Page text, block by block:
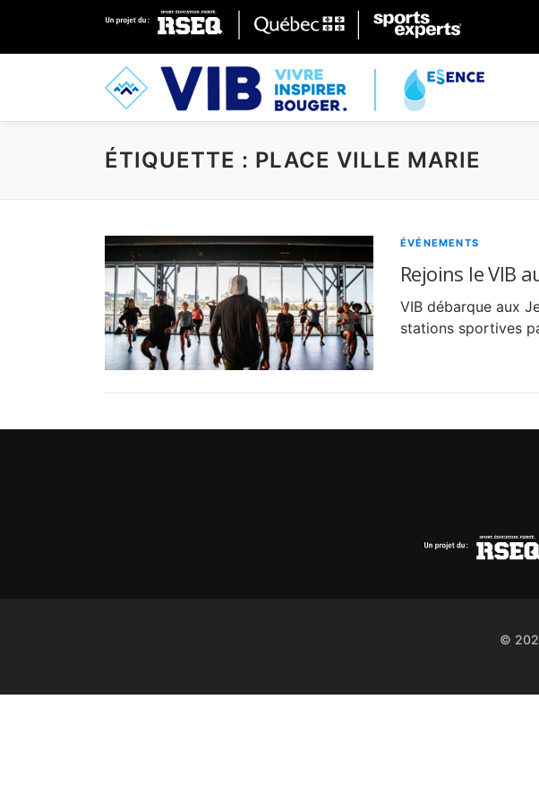
ÉTIQUETTE : PLACE VILLE MARIE
ÉVÉNEMENTS
Rejoins le VIB
VIB débarque aux
stations sportives
©